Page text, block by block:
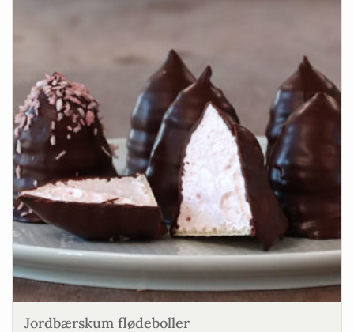
Jordbærskum flødeboller